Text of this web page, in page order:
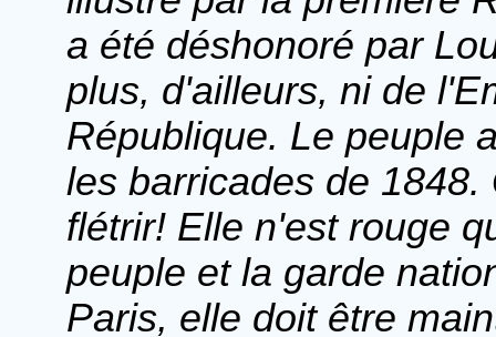
a été déshonoré par
plus, d'ailleurs, ni de
République. Le peuple
les barricades de
flétrir! Elle n'est rouge
peuple et la garde
Paris, elle doit être